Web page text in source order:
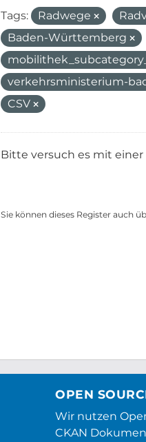
Tags: Radwege
Baden-Württemberg
verkehrsministerium-
CSV
Bitte versuch es mit einer
Sie können dieses Register auch
OPEN
Wir nutzen
CKAN